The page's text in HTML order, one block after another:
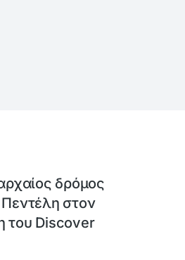
δρόμος
στον
του Discover